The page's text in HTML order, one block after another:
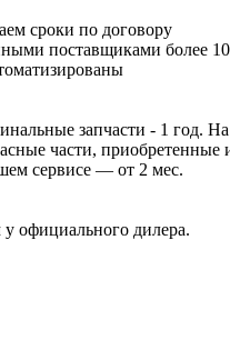
сроки по договору
поставщиками более
запчасти - 1 год. На
части, приобретенные
сервисе — от 2 мес.
официального дилера.